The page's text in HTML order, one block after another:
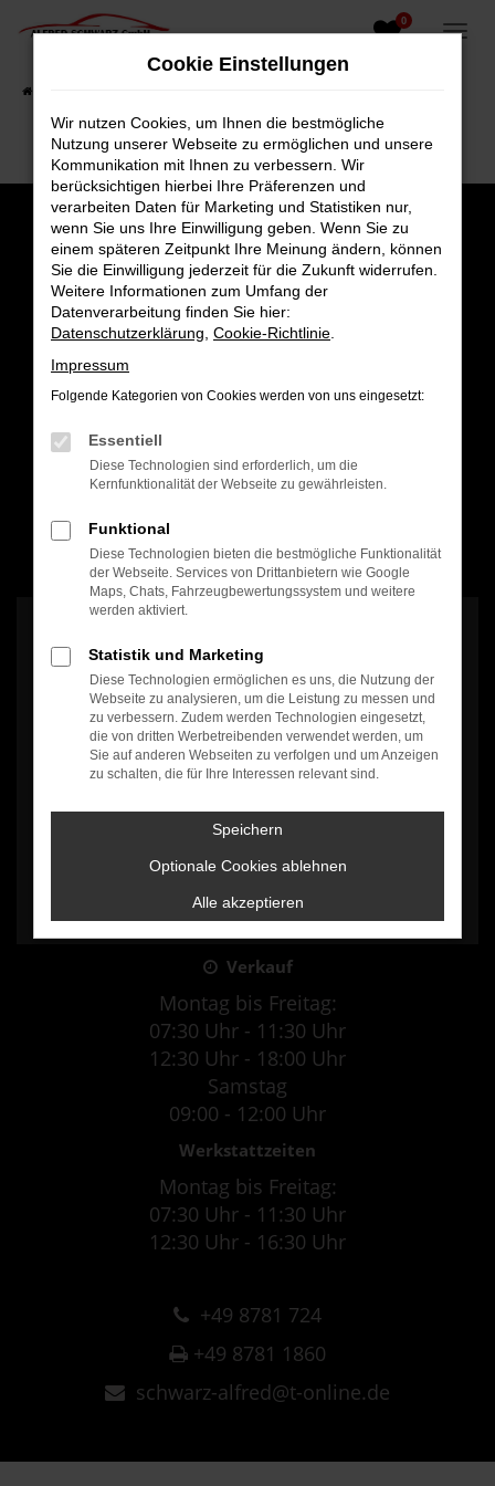
Zum
0
4,8
100% Weiterempfehlung
Es wird versucht, Inhalte vonwww.google.comzu laden. Dabei
können Daten an Dritte weitergegeben werden. Wenn Sie damit
einverstanden sind, klicken Sie bitte auf "Bestätigen".
Bestätigen
Verkauf
Montag bis Freitag:
07:30 Uhr - 11:30 Uhr
12:30 Uhr - 18:00 Uhr
Samstag
09:00 - 12:00 Uhr
Werkstattzeiten
Montag bis Freitag:
07:30 Uhr - 11:30 Uhr
12:30 Uhr - 16:30 Uhr
+49 8781 724
+49 8781 1860
schwarz-alfred@t-online.de
Cookie Einstellungen
Wir nutzen Cookies, um Ihnen die bestmögliche
Nutzung unserer Webseite zu ermöglichen und unsere
Kommunikation mit Ihnen zu verbessern. Wir
berücksichtigen hierbei Ihre Präferenzen und
verarbeiten Daten für Marketing und Statistiken nur,
wenn Sie uns Ihre Einwilligung geben. Wenn Sie zu
einem späteren Zeitpunkt Ihre Meinung ändern, können
Sie die Einwilligung jederzeit für die Zukunft widerrufen.
Weitere Informationen zum Umfang der
Datenverarbeitung finden Sie hier:
Datenschutzerklärung Cookie-Richtlinie
Impressum
Folgende Kategorien von Cookies werden von uns eingesetzt:
Essentiell
Diese Technologien sind erforderlich, um die
Kernfunktionalität der Webseite zu gewährleisten.
Funktional
Diese Technologien bieten die bestmögliche Funktionalität
der Webseite. Services von Drittanbietern wie Google
Maps, Chats, Fahrzeugbewertungssystem und weitere
werden aktiviert.
Statistik und Marketing
Diese Technologien ermöglichen es uns, die Nutzung der
Webseite zu analysieren, um die Leistung zu messen und
zu verbessern. Zudem werden Technologien eingesetzt,
die von dritten Werbetreibenden verwendet werden, um
Sie auf anderen Webseiten zu verfolgen und um Anzeigen
zu schalten, die für Ihre Interessen relevant sind.
Speichern
Optionale Cookies ablehnen
Alle akzeptieren